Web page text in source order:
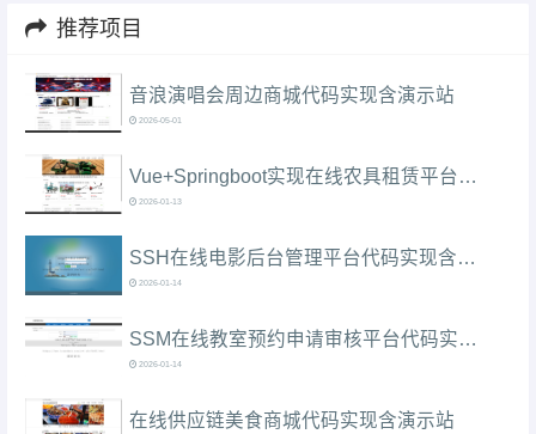
推荐项目
音浪演唱会周边商城代码实现含演示站
2026-05-01
Vue+Springboot实现在线农具租赁平台代码实现含演示站
2026-01-13
SSH在线电影后台管理平台代码实现含演示站
2026-01-14
SSM在线教室预约申请审核平台代码实现含演示站
2026-01-14
在线供应链美食商城代码实现含演示站